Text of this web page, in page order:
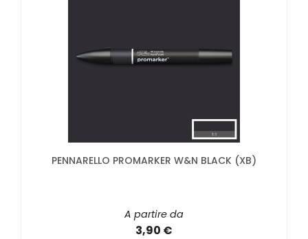
PENNARELLO PROMARKER W&N BLACK (XB)
A partire da
3,90 €